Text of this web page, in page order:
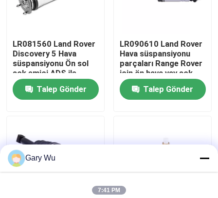
Hakkımızda
Fabrika turu
Kalite kontrol
Bizimle İletişim
Vakalar
Araç hava süspansiyonu sistemi
LR081560 Land Rover
Discovery 5 Hava
süspansiyonu Ön sol
şok emici ADS ile
Talep Gönder
LR090610 Land Rover
Hava süspansiyonu
parçaları Range Rover
için ön hava yay şok
Talep Gönder
Gary Wu
7:41 PM